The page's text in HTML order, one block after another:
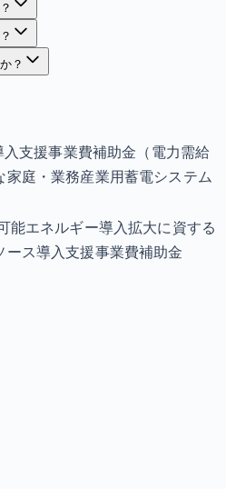
？
支援事業費補助金（電力需給
家庭・業務産業用蓄電システム
能エネルギー導入拡大に資する
ース導入支援事業費補助金